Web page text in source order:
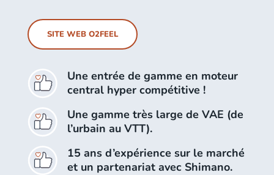
SITE WEB O2FEEL
Une entrée de gamme en moteur
central hyper compétitive !
Une gamme très large de VAE (de
l’urbain au VTT).
15 ans d’expérience sur le marché
et un partenariat avec Shimano.